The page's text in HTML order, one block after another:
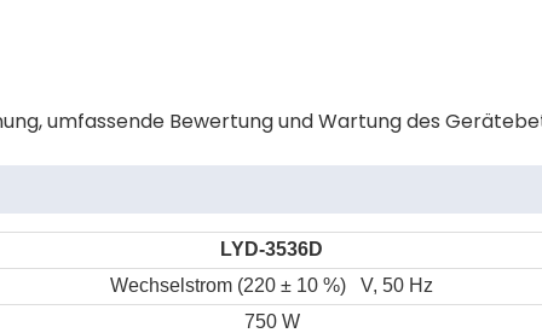
umfassende Bewertung und Wartung des
LYD-3536D
Wechselstrom (220 ± 10 %) V, 50 Hz
750 W